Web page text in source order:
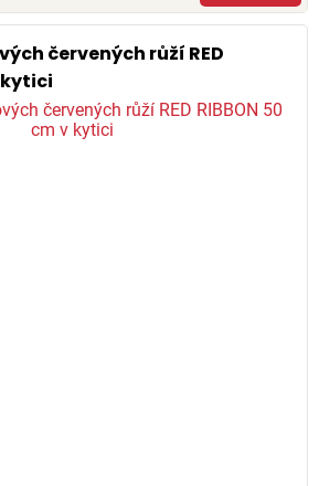
červených růží RED
kytici